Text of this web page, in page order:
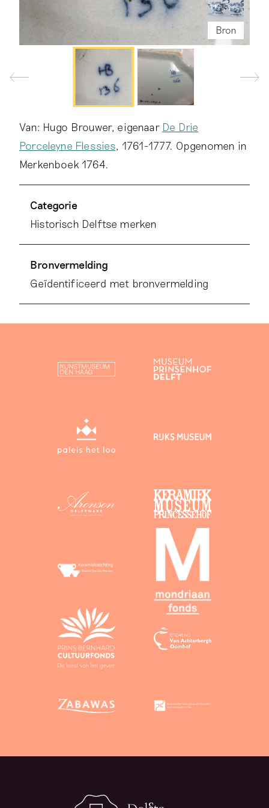
Bron
Bron
Van: Hugo Brouwer, eigenaar De Drie
Porceleyne Flessies, 1761-1777. Opgenomen in
Merkenboek 1764.
Categorie
Historisch Delftse merken
Bronvermelding
Geïdentificeerd met bronvermelding